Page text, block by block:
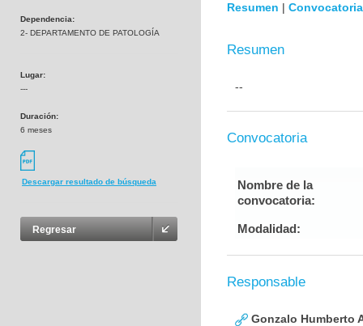
Dependencia:
2- DEPARTAMENTO DE PATOLOGÍA
Lugar:
---
Duración:
6 meses
Descargar resultado de búsqueda
Regresar
Resumen | Convocatoria
Resumen
--
Convocatoria
Nombre de la
convocatoria:
Modalidad:
Responsable
Gonzalo Humberto